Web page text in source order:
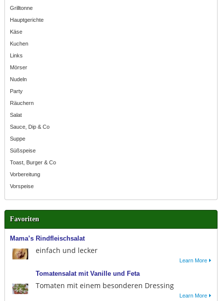
Grilltonne
Hauptgerichte
Käse
Kuchen
Links
Mörser
Nudeln
Party
Räuchern
Salat
Sauce, Dip & Co
Suppe
Süßspeise
Toast, Burger & Co
Vorbereitung
Vorspeise
Favoriten
Mama’s Rindfleischsalat
einfach und lecker
Learn More
Tomatensalat mit Vanille und Feta
Tomaten mit einem besonderen Dressing
Learn More